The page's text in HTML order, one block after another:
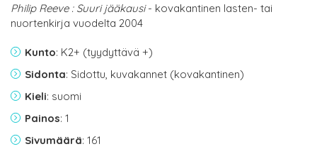
Philip Reeve : Suuri jääkausi- kovakantinen lasten- tai
nuortenkirja vuodelta 2004
Kunto: K2+ (tyydyttävä +)
Sidonta: Sidottu, kuvakannet (kovakantinen)
Kieli: suomi
Painos: 1
Sivumäärä: 161